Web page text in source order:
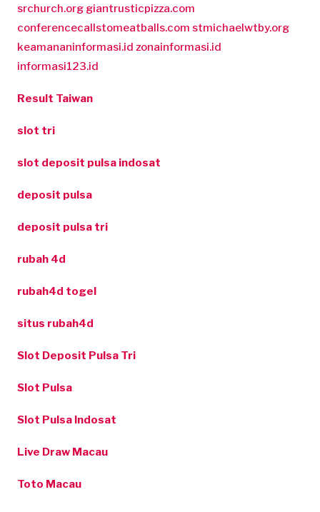
srchurch.org giantrusticpizza.com
conferencecallstomeatballs.com stmichaelwtby.org
keamananinformasi.id zonainformasi.id
informasi123.id
Result Taiwan
slot tri
slot deposit pulsa indosat
deposit pulsa
deposit pulsa tri
rubah 4d
rubah4d togel
situs rubah4d
Slot Deposit Pulsa Tri
Slot Pulsa
Slot Pulsa Indosat
Live Draw Macau
Toto Macau